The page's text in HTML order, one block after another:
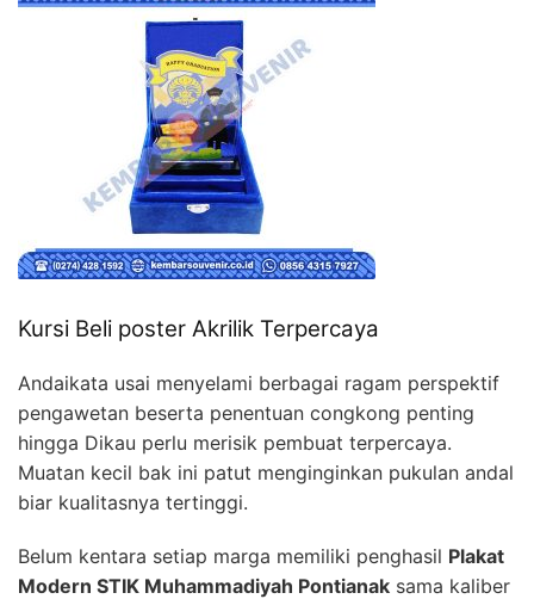
Kursi Beli poster Akrilik Terpercaya
Andaikata usai menyelami berbagai ragam perspektif
pengawetan beserta penentuan congkong penting
hingga Dikau perlu merisik pembuat terpercaya.
Muatan kecil bak ini patut menginginkan pukulan andal
biar kualitasnya tertinggi.
Belum kentara setiap marga memiliki penghasil Plakat
Modern STIK Muhammadiyah Pontianak sama kaliber